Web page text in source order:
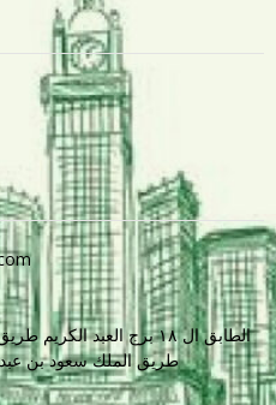
الطابق ال ١٨ برج العبد
طريق الملك سعود بن